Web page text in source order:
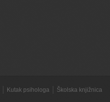
Kutak psihologa
Školska knjižnica